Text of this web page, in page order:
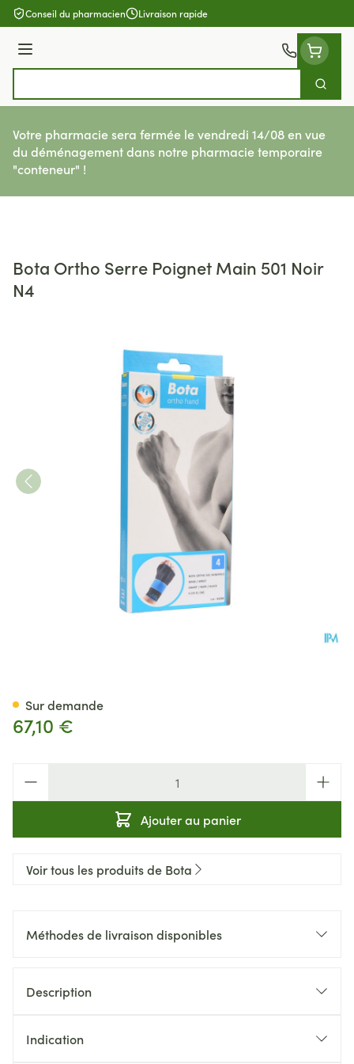
Aller au contenu
Conseil du pharmacien Livraison rapide
Menu
Votre pharmacie sera fermée le vendredi 14/08 en vue
du déménagement dans notre pharmacie temporaire
"conteneur" !
Bota Ortho Serre Poignet Main 501 Noir
N4
67,10 €
Ajouter au panier
Sur demande
Voir tous les produits de Bota
Méthodes de livraison disponibles
Description
Indication